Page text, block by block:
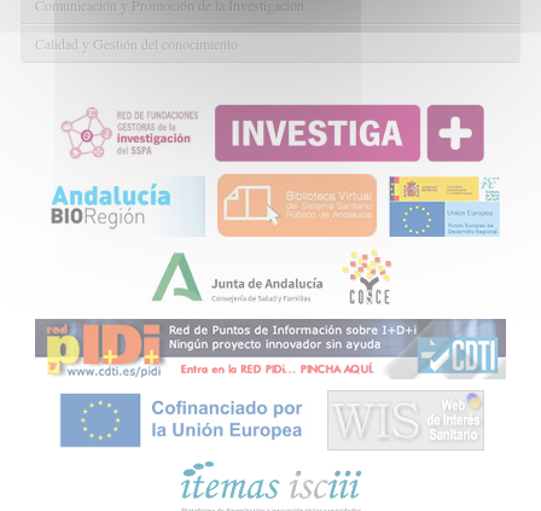
Comunicación y Promoción de la Investigación
Calidad y Gestión del conocimiento